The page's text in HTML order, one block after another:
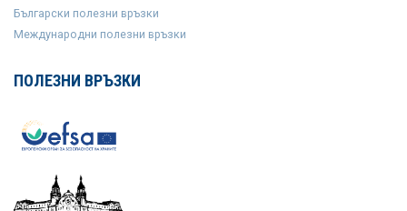
Български полезни връзки
Международни полезни връзки
ПОЛЕЗНИ ВРЪЗКИ